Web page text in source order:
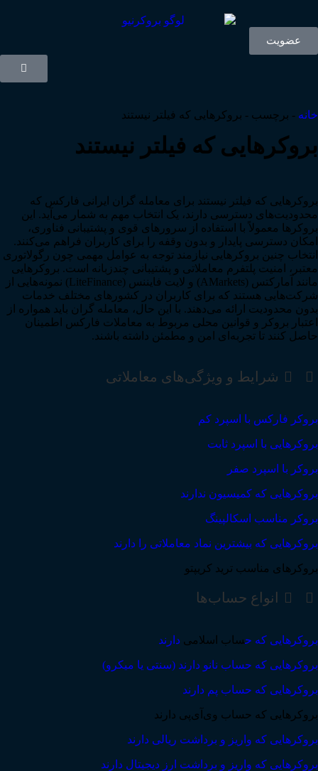
عضویت
خانه - برچسب - بروکرهایی که فیلتر نیستند
بروکرهایی که فیلتر نیستند
بروکرهایی که فیلتر نیستند برای معامله گران ایرانی فارکس که
محدودیت‌های دسترسی دارند، یک انتخاب مهم به شمار می‌آید. این
بروکرها معمولاً با استفاده از سرورهای قوی و پشتیبانی فناوری،
امکان دسترسی پایدار و بدون وقفه را برای کاربران فراهم می‌کنند.
انتخاب چنین بروکرهایی نیازمند توجه به عوامل مهمی چون رگولاتوری
معتبر، امنیت پلتفرم معاملاتی و پشتیبانی چندزبانه است. بروکرهایی
مانند آمارکتس (AMarkets) و لایت فایننس (LiteFinance) نمونه‌هایی از
شرکت‌هایی هستند که برای کاربران در کشورهای مختلف خدمات
بدون محدودیت ارائه می‌دهند. با این حال، معامله گران باید همواره از
اعتبار بروکر و قوانین محلی مربوط به معاملات فارکس اطمینان
حاصل کنند تا تجربه‌ای امن و مطمئن داشته باشند.
شرایط و ویژگی‌های معاملاتی
بروکر فارکس با اسپرد کم
بروکرهایی با اسپرد ثابت
بروکر با اسپرد صفر
بروکرهایی که کمیسیون ندارند
بروکر مناسب اسکالپینگ
بروکرهایی که بیشترین نماد معاملاتی را دارند
بروکرهای مناسب ترید کریپتو
انواع حساب‌ها
بروکرهایی که حساب اسلامی دارند
بروکرهایی که حساب نانو دارند (سنتی یا میکرو)
بروکرهایی که حساب پم دارند
بروکرهایی که حساب وی‌آی‌پی دارند
بروکرهایی که واریز و برداشت ریالی دارند
بروکرهایی که واریز و برداشت ارز دیجیتال دارند